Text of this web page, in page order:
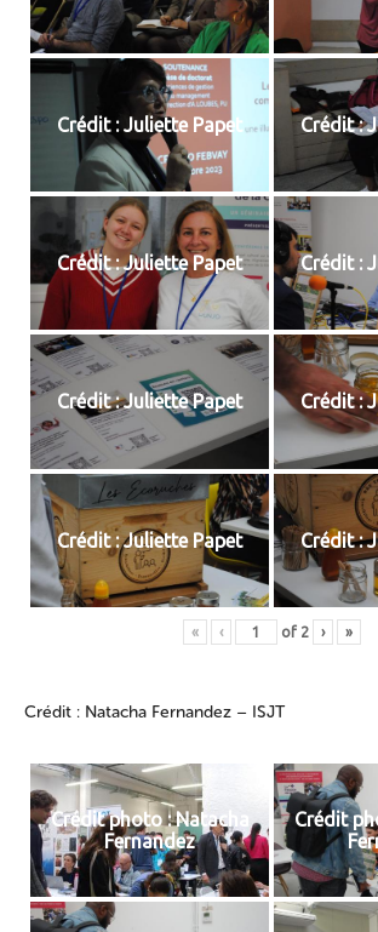
Crédit : Juliette Papet Crédit :
Crédit : Juliette Papet Crédit :
Crédit : Juliette Papet Crédit :
Crédit : Juliette Papet Crédit :
« ‹ of 2 › »
Crédit : Natacha Fernandez – ISJT
Crédit photo : Natacha
Fernandez
Crédit